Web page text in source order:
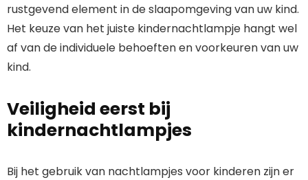
rustgevend element in de slaapomgeving van uw kind.
Het keuze van het juiste kindernachtlampje hangt wel
af van de individuele behoeften en voorkeuren van uw
kind.
Veiligheid eerst bij
kindernachtlampjes
Bij het gebruik van nachtlampjes voor kinderen zijn er